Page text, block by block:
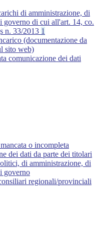
di amministrazione, di
governo di cui all'art. 14, co.
n. 33/2013 1
(documentazione da
sito web)
comunicazione dei dati
o incompleta
dei dati da parte dei titolari
di amministrazione, di
governo
regionali/provinciali